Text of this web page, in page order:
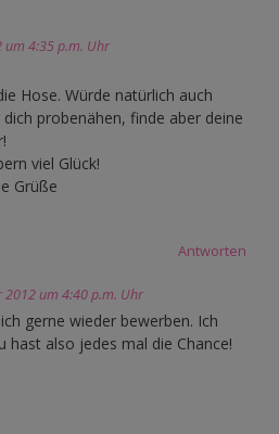
um 4:35 p.m. Uhr
Hose. Würde natürlich auch
probenähen, finde aber deine
viel Glück!
Grüße
Antworten
2012 um 4:40 p.m. Uhr
gerne wieder bewerben. Ich
hast also jedes mal die Chance!